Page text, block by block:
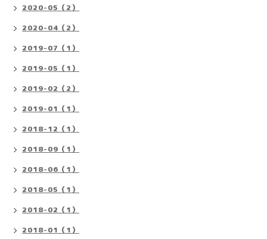
2020-05（2）
2020-04（2）
2019-07（1）
2019-05（1）
2019-02（2）
2019-01（1）
2018-12（1）
2018-09（1）
2018-06（1）
2018-05（1）
2018-02（1）
2018-01（1）